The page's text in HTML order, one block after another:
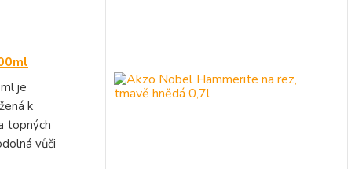
je
k
topných
vůči